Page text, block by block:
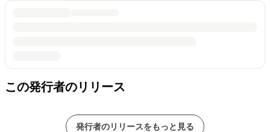
この発行者のリリース
発行者のリリースをもっと見る